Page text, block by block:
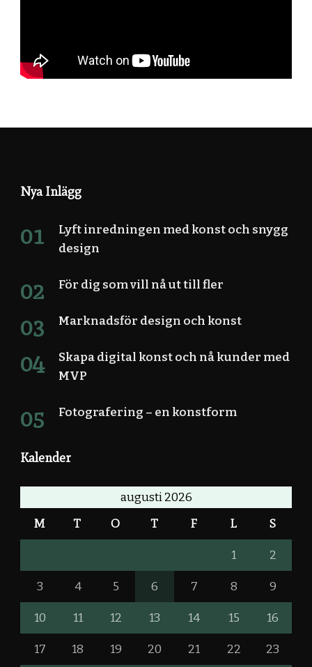
Nya Inlägg
Lyft inredningen med konst och snygg
design
För dig som vill nå ut till fler
Marknadsför design och konst
Skapa digital konst och nå kunder med
MVP
Fotografering – en konstform
Kalender
augusti 2026
M T O T F L S
1 2
3 4 5 6 7 8 9
10 11 12 13 14 15 16
17 18 19 20 21 22 23